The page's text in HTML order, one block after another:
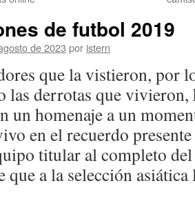
de futbol 2019
de 2023 por istern
que la vistieron, por
las derrotas que vivieron,
un homenaje a un
en el recuerdo
titular al completo del
que a la selección